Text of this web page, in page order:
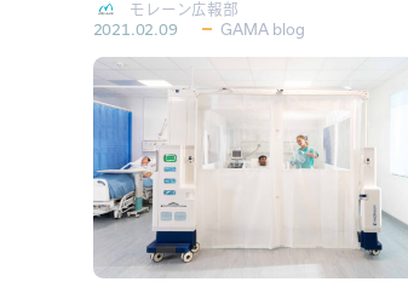
モレーン広報部
2021.02.09 GAMA blog